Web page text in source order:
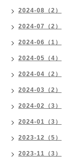
2024-08（2）
2024-07（2）
2024-06（1）
2024-05（4）
2024-04（2）
2024-03（2）
2024-02（3）
2024-01（3）
2023-12（5）
2023-11（3）